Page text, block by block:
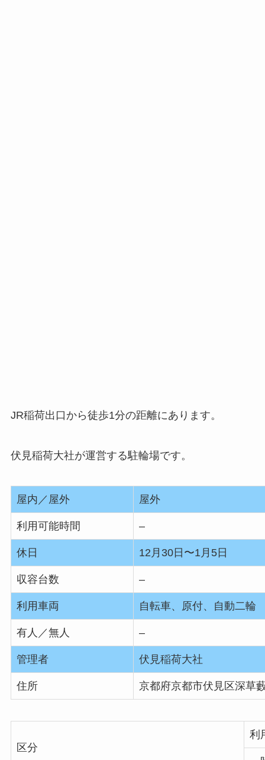
JR稲荷出口から徒歩1分の距離にあります。
伏見稲荷大社が運営する駐輪場です。
屋内／屋外 屋外
利用可能時間 –
休日 12月30日〜1月5日
収容台数 –
利用車両 自転車、原付、自動二輪
有人／無人 –
管理者 伏見稲荷大社
住所 京都府京都市伏見区深草
区分
利